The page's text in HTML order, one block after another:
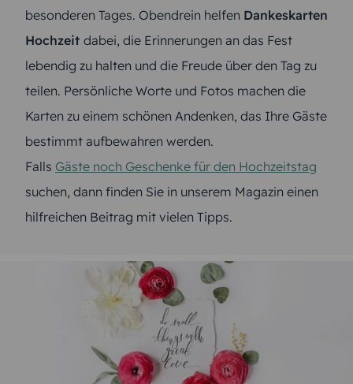
besonderen Tages. Obendrein helfen Dankeskarten
Hochzeit dabei, die Erinnerungen an das Fest
lebendig zu halten und die Freude über den Tag zu
teilen. Persönliche Worte und Fotos machen die
Karten zu einem schönen Andenken, das Ihre Gäste
bestimmt aufbewahren werden.
Falls Gäste noch Geschenke für den Hochzeitstag
suchen, dann finden Sie in unserem Magazin einen
hilfreichen Beitrag mit vielen Tipps.